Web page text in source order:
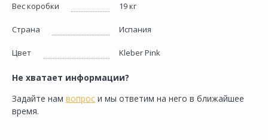
Вес коробки 19 кг
Страна Испания
Цвет Kleber Pink
Не хватает информации?
Задайте нам вопрос и мы ответим на него в ближайшее
время.